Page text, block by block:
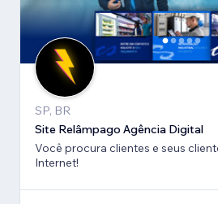
SP, BR
Site Relâmpago Agência Digital
Você procura clientes e seus
Internet!